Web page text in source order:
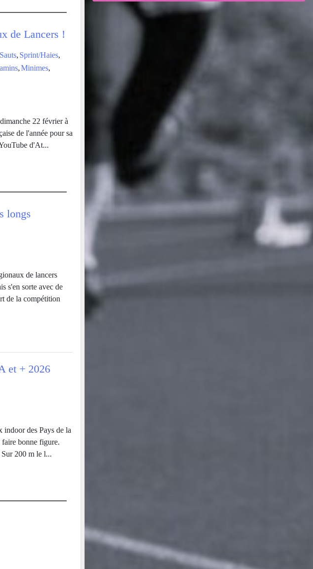
de Lancers !
Sauts Sprint/Haies
Minimes
22 février à
de l'année pour sa
d'At...
longs
de lancers
s'en sorte avec de
de la compétition
et + 2026
indoor des Pays de la
bonne figure.
200 m le l...